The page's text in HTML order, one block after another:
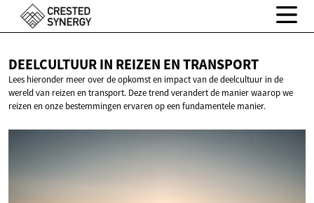
DEELCULTUUR IN REIZEN EN TRANSPORT
Lees hieronder meer over de opkomst en impact van de deelcultuur in de
wereld van reizen en transport. Deze trend verandert de manier waarop we
reizen en onze bestemmingen ervaren op een fundamentele manier.